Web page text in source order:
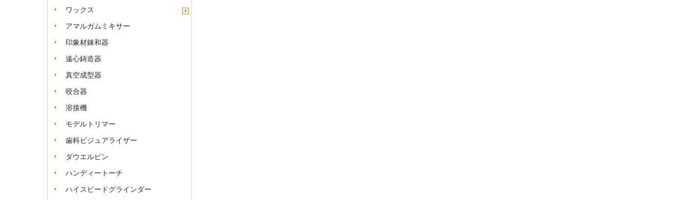
ワックス
アマルガムミキサー
印象材錬和器
遠心鋳造器
真空成型器
咬合器
溶接機
モデルトリマー
歯科ビジュアライザー
ダウエルピン
ハンディートーチ
ハイスピードグラインダー